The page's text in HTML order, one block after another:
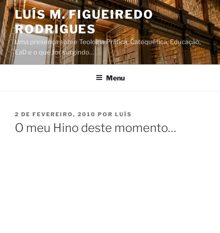
Saltar
para
o
conteúdo
LUÍS M. FIGUEIREDO
RODRIGUES
Uma presença sobre Teologia Prática, Catequética, Educação,
EaD e o que for surgindo…
Menu
PUBLICADO
EM
2 DE FEVEREIRO, 2010 POR LUÍS
O meu Hino deste momento…